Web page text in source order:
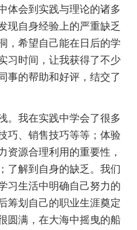
体会到实践与理论的诸多
现自身经验上的严重缺乏
，希望自己能在日后的学
习时间，让我获得了不少
事的帮助和好评，结交了
我在实践中学会了很多
巧、销售技巧等等；体验
资源合理利用的重要性，
了解到自身的缺乏。我们
习生活中明确自己努力的
筹划自己的职业生涯奠定
圆满，在大海中摇曳的船